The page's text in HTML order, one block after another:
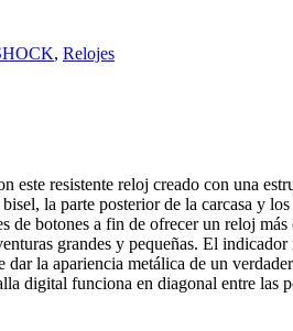
, Relojes
este resistente reloj creado con una
la parte posterior de la carcasa y
de botones a fin de ofrecer un reloj
grandes y pequeñas. El
la apariencia metálica de un
digital funciona en diagonal entre las